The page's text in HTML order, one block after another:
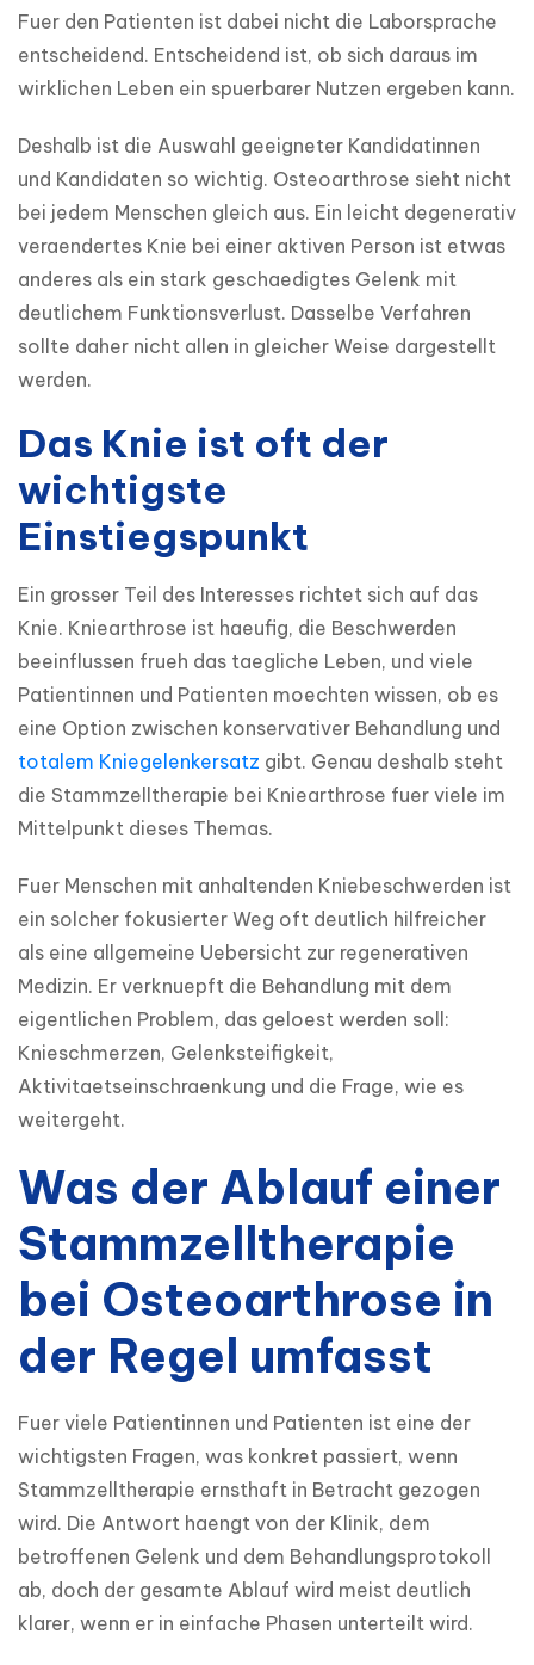
Fuer den Patienten ist dabei nicht die Laborsprache
entscheidend. Entscheidend ist, ob sich daraus im
wirklichen Leben ein spuerbarer Nutzen ergeben kann.
Deshalb ist die Auswahl geeigneter Kandidatinnen
und Kandidaten so wichtig. Osteoarthrose sieht nicht
bei jedem Menschen gleich aus. Ein leicht degenerativ
veraendertes Knie bei einer aktiven Person ist etwas
anderes als ein stark geschaedigtes Gelenk mit
deutlichem Funktionsverlust. Dasselbe Verfahren
sollte daher nicht allen in gleicher Weise dargestellt
werden.
Das Knie ist oft der
wichtigste
Einstiegspunkt
Ein grosser Teil des Interesses richtet sich auf das
Knie. Kniearthrose ist haeufig, die Beschwerden
beeinflussen frueh das taegliche Leben, und viele
Patientinnen und Patienten moechten wissen, ob es
totalem Kniegelenkersatz gibt. Genau deshalb steht
die Stammzelltherapie bei Kniearthrose fuer viele im
Mittelpunkt dieses Themas.
Fuer Menschen mit anhaltenden Kniebeschwerden ist
ein solcher fokusierter Weg oft deutlich hilfreicher
als eine allgemeine Uebersicht zur regenerativen
Medizin. Er verknuepft die Behandlung mit dem
eigentlichen Problem, das geloest werden soll:
Knieschmerzen, Gelenksteifigkeit,
Aktivitaetseinschraenkung und die Frage, wie es
weitergeht.
Was der Ablauf einer
Stammzelltherapie
bei Osteoarthrose in
der Regel umfasst
Fuer viele Patientinnen und Patienten ist eine der
wichtigsten Fragen, was konkret passiert, wenn
Stammzelltherapie ernsthaft in Betracht gezogen
wird. Die Antwort haengt von der Klinik, dem
betroffenen Gelenk und dem Behandlungsprotokoll
ab, doch der gesamte Ablauf wird meist deutlich
klarer, wenn er in einfache Phasen unterteilt wird.